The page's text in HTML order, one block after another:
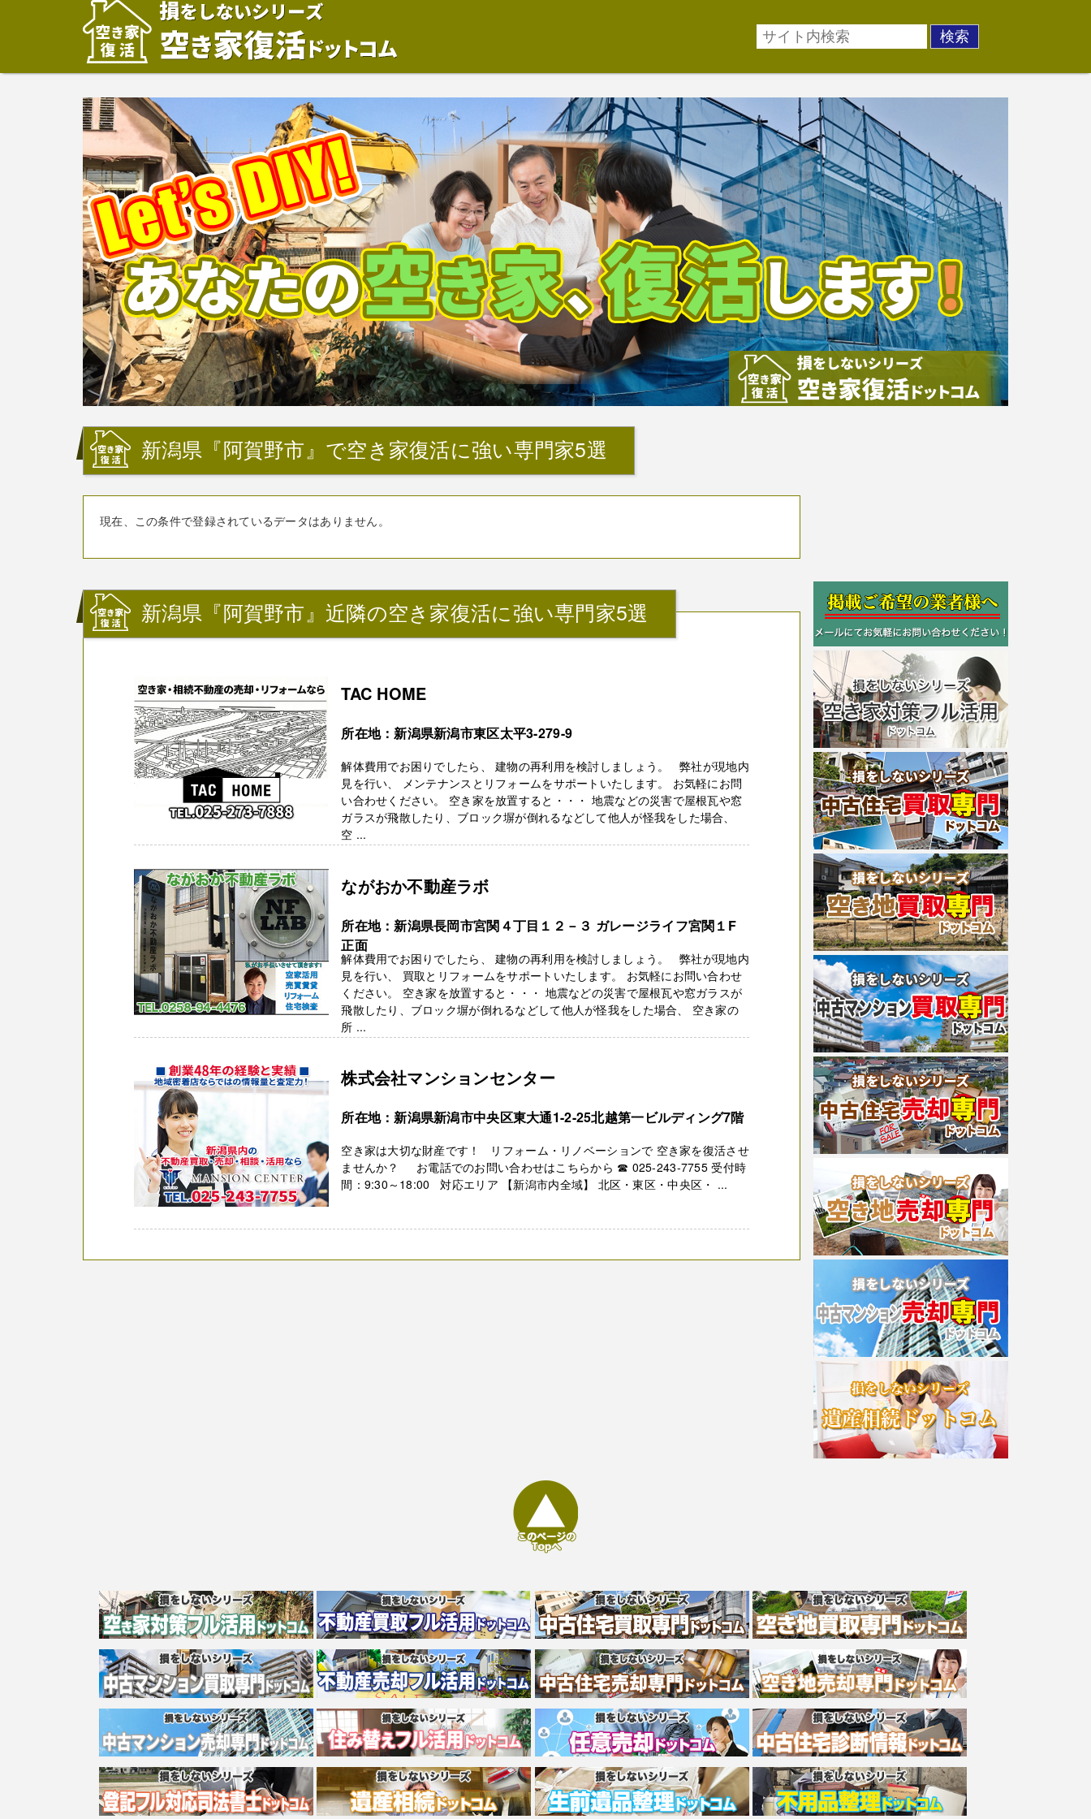
新潟県『阿賀野市』で空き家復活に強い専門家5選
現在、この条件で登録されているデータはありません。
新潟県『阿賀野市』近隣の空き家復活に強い専門家5選
TAC HOME
所在地：新潟県新潟市東区太平3-279-9
解体費用でお困りでしたら、 建物の再利用を検討しましょう。 弊社が現地内
見を行い、 メンテナンスとリフォームをサポートいたします。 お気軽にお問
い合わせください。 空き家を放置すると・・・ 地震などの災害で屋根瓦や窓
ガラスが飛散したり、ブロック塀が倒れるなどして他人が怪我をした場合、
空 ...
ながおか不動産ラボ
所在地：新潟県長岡市宮関４丁目１２－３ ガレージライフ宮関１F
正面
解体費用でお困りでしたら、 建物の再利用を検討しましょう。 弊社が現地内
見を行い、 買取とリフォームをサポートいたします。 お気軽にお問い合わせ
ください。 空き家を放置すると・・・ 地震などの災害で屋根瓦や窓ガラスが
飛散したり、ブロック塀が倒れるなどして他人が怪我をした場合、 空き家の
所 ...
株式会社マンションセンター
所在地：新潟県新潟市中央区東大通1-2-25北越第一ビルディング7階
空き家は大切な財産です！ リフォーム・リノベーションで 空き家を復活させ
ませんか？ お電話でのお問い合わせはこちらから ☎ 025-243-7755 受付時
間：9:30～18:00 対応エリア 【新潟市内全域】 北区・東区・中央区・ ...